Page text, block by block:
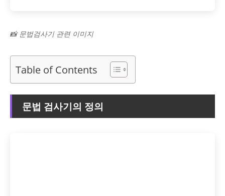
📸 문법검사기 관련 이미지
Table of Contents
문법 검사기의 정의